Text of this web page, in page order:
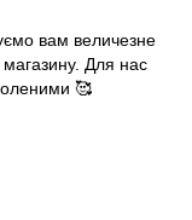
вам величезне
магазину. Для нас
🥰